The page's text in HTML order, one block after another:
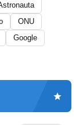
ONU
Google